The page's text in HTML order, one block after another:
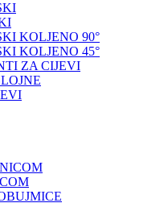
KOLJENO 90°
KOLJENO 45°
ZA CIJEVI